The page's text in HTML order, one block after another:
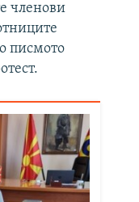
членови
писмото